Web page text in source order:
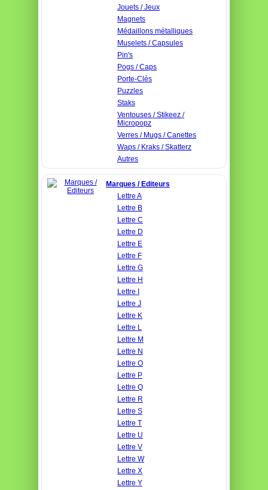
Jouets / Jeux
Magnets
Médaillons métalliques
Muselets / Capsules
Pin's
Pogs / Caps
Porte-Clés
Puzzles
Staks
Ventouses / Stikeez /
Micropopz
Verres / Mugs / Canettes
Waps / Kraks / Skatterz
Autres
Marques / Editeurs
Lettre A
Lettre B
Lettre C
Lettre D
Lettre E
Lettre F
Lettre G
Lettre H
Lettre I
Lettre J
Lettre K
Lettre L
Lettre M
Lettre N
Lettre O
Lettre P
Lettre Q
Lettre R
Lettre S
Lettre T
Lettre U
Lettre V
Lettre W
Lettre X
Lettre Y